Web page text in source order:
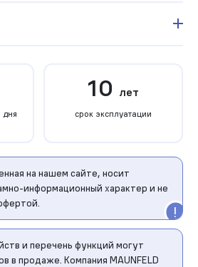
дня
10 лет
срок эксплуатации
на нашем сайте, носит
информационный характер и не
и перечень функций могут
в продаже. Компания MAUNFELD